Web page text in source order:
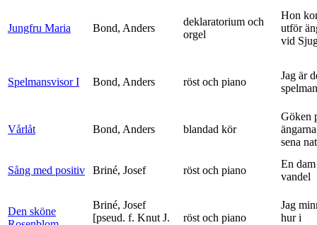
Jungfru Maria Bond, Anders
deklaratorium och
orgel
Hon
utför
vid
Spelmansvisor I Bond, Anders röst och piano
Jag är
spelman
Vårlåt Bond, Anders blandad kör
Göken
sena
Sång med positiv Briné, Josef röst och piano
En
vandel
Den sköne
Briné, Josef
[pseud. f. Knut J.
röst och piano
Jag
hur i